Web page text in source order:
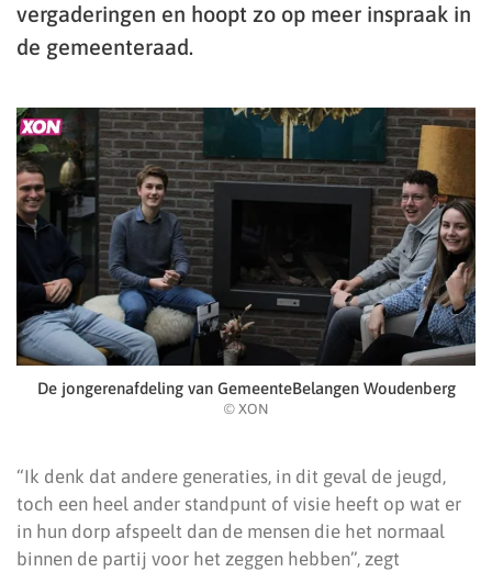
vergaderingen en hoopt zo op meer inspraak in
de gemeenteraad.
De jongerenafdeling van GemeenteBelangen Woudenberg
© XON
“Ik denk dat andere generaties, in dit geval de jeugd,
toch een heel ander standpunt of visie heeft op wat er
in hun dorp afspeelt dan de mensen die het normaal
binnen de partij voor het zeggen hebben”, zegt